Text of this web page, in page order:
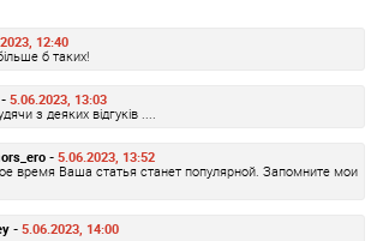
12:40
б таких!
5.06.2023, 13:03
з деяких відгуків ....
-5.06.2023, 13:52
время Ваша статья станет популярной. Запомните мои
-5.06.2023, 14:00